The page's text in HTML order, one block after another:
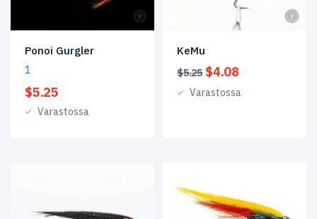
Ponoi Gurgler
1
$5.25
Varastossa
KeMu
$5.25 Alkuperäinen
hinta
oli:
$4.08
on:
Varastossa